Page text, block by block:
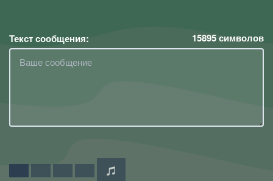
Текст сообщения: 15895символов